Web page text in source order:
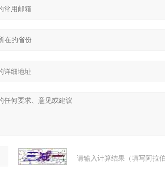
请输入计算结果（填写阿拉